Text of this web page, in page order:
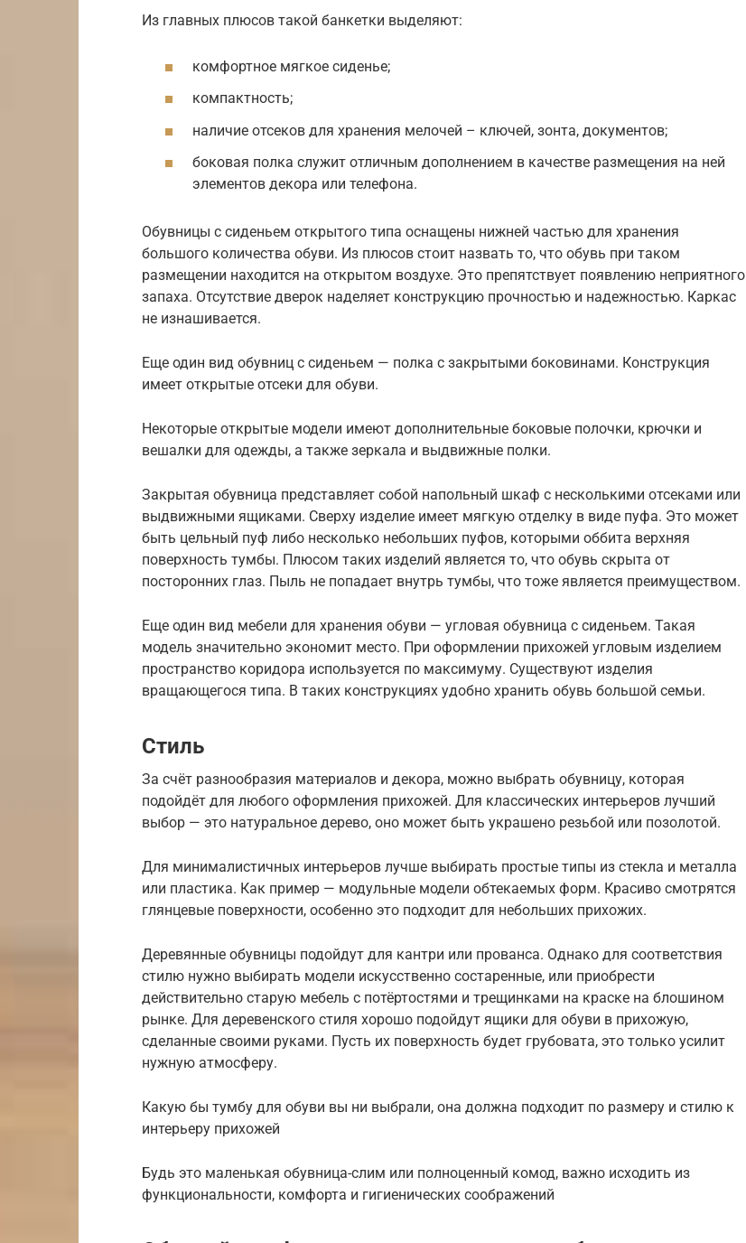
Из главных плюсов такой банкетки выделяют:
комфортное мягкое сиденье;
компактность;
наличие отсеков для хранения мелочей – ключей, зонта, документов;
боковая полка служит отличным дополнением в качестве размещения на ней
элементов декора или телефона.
Обувницы с сиденьем открытого типа оснащены нижней частью для хранения
большого количества обуви. Из плюсов стоит назвать то, что обувь при таком
размещении находится на открытом воздухе. Это препятствует появлению неприятного
запаха. Отсутствие дверок наделяет конструкцию прочностью и надежностью. Каркас
не изнашивается.
Еще один вид обувниц с сиденьем — полка с закрытыми боковинами. Конструкция
имеет открытые отсеки для обуви.
Некоторые открытые модели имеют дополнительные боковые полочки, крючки и
вешалки для одежды, а также зеркала и выдвижные полки.
Закрытая обувница представляет собой напольный шкаф с несколькими отсеками или
выдвижными ящиками. Сверху изделие имеет мягкую отделку в виде пуфа. Это может
быть цельный пуф либо несколько небольших пуфов, которыми оббита верхняя
поверхность тумбы. Плюсом таких изделий является то, что обувь скрыта от
посторонних глаз. Пыль не попадает внутрь тумбы, что тоже является преимуществом.
Еще один вид мебели для хранения обуви — угловая обувница с сиденьем. Такая
модель значительно экономит место. При оформлении прихожей угловым изделием
пространство коридора используется по максимуму. Существуют изделия
вращающегося типа. В таких конструкциях удобно хранить обувь большой семьи.
Стиль
За счёт разнообразия материалов и декора, можно выбрать обувницу, которая
подойдёт для любого оформления прихожей. Для классических интерьеров лучший
выбор — это натуральное дерево, оно может быть украшено резьбой или позолотой.
Для минималистичных интерьеров лучше выбирать простые типы из стекла и металла
или пластика. Как пример — модульные модели обтекаемых форм. Красиво смотрятся
глянцевые поверхности, особенно это подходит для небольших прихожих.
Деревянные обувницы подойдут для кантри или прованса. Однако для соответствия
стилю нужно выбирать модели искусственно состаренные, или приобрести
действительно старую мебель с потёртостями и трещинками на краске на блошином
рынке. Для деревенского стиля хорошо подойдут ящики для обуви в прихожую,
сделанные своими руками. Пусть их поверхность будет грубовата, это только усилит
нужную атмосферу.
Какую бы тумбу для обуви вы ни выбрали, она должна подходит по размеру и стилю к
интерьеру прихожей
Будь это маленькая обувница-слим или полноценный комод, важно исходить из
функциональности, комфорта и гигиенических соображений